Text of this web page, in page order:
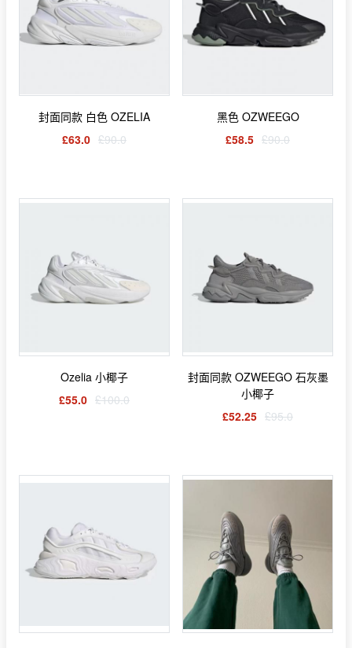
封面同款 白色 OZELIA
£63.0 £90.0
黑色 OZWEEGO
£58.5 £90.0
Ozelia 小椰子
£55.0 £100.0
封面同款 OZWEEGO 石灰墨
小椰子
£52.25 £95.0